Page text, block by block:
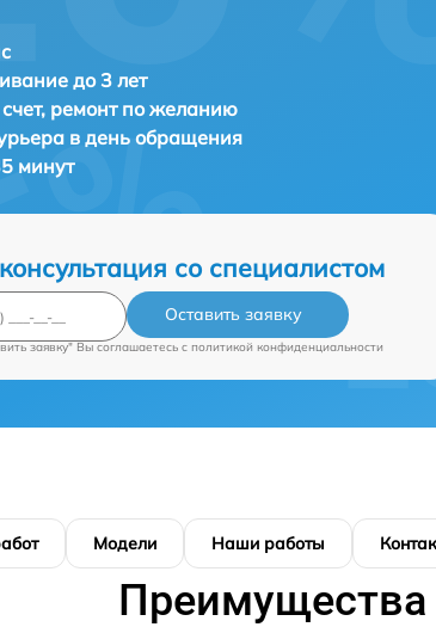
до 3 лет
ремонт по желанию
в день обращения
минут
со специалистом
Оставить заявку
заявку" Вы соглашаетесь c политикой конфиденциальности
Модели Наши работы
Преимущества